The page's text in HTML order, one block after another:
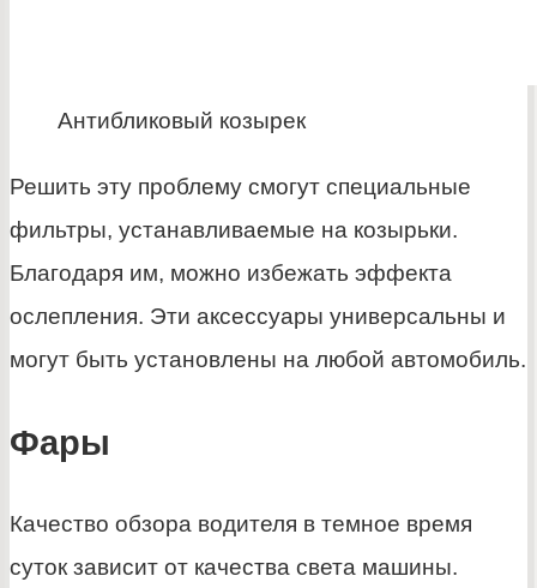
Антибликовый козырек
Решить эту проблему смогут специальные
фильтры, устанавливаемые на козырьки.
Благодаря им, можно избежать эффекта
ослепления. Эти аксессуары универсальны и
могут быть установлены на любой автомобиль.
Фары
Качество обзора водителя в темное время
суток зависит от качества света машины.